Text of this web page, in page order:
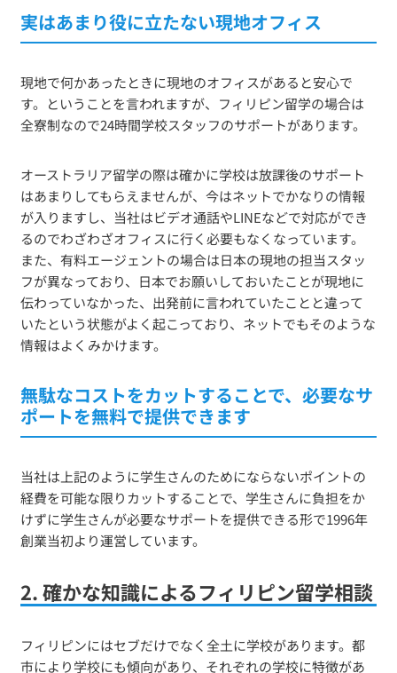
実はあまり役に立たない現地オフィス
現地で何かあったときに現地のオフィスがあると安心で
す。ということを言われますが、フィリピン留学の場合は
全寮制なので24時間学校スタッフのサポートがあります。
オーストラリア留学の際は確かに学校は放課後のサポート
はあまりしてもらえませんが、今はネットでかなりの情報
が入りますし、当社はビデオ通話やLINEなどで対応ができ
るのでわざわざオフィスに行く必要もなくなっています。
また、有料エージェントの場合は日本の現地の担当スタッ
フが異なっており、日本でお願いしておいたことが現地に
伝わっていなかった、出発前に言われていたことと違って
いたという状態がよく起こっており、ネットでもそのような
情報はよくみかけます。
無駄なコストをカットすることで、必要なサ
ポートを無料で提供できます
当社は上記のように学生さんのためにならないポイントの
経費を可能な限りカットすることで、学生さんに負担をか
けずに学生さんが必要なサポートを提供できる形で1996年
創業当初より運営しています。
2. 確かな知識によるフィリピン留学相談
フィリピンにはセブだけでなく全土に学校があります。都
市により学校にも傾向があり、それぞれの学校に特徴があ